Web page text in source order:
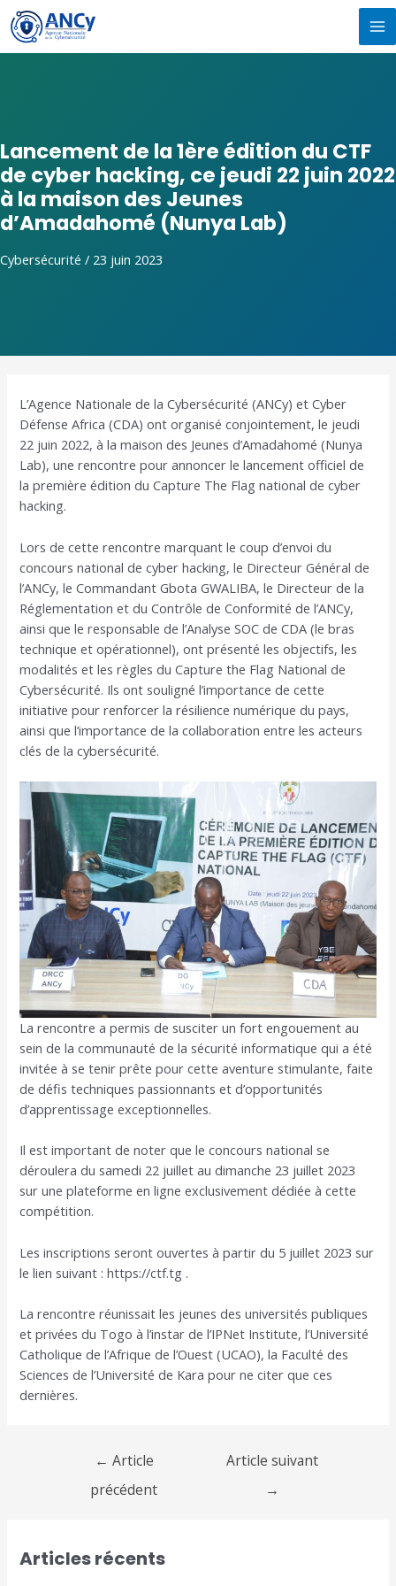
Aller
au
contenu
Lancement de la 1ère édition du CTF
de cyber hacking, ce jeudi 22 juin 2022
à la maison des Jeunes
d’Amadahomé (Nunya Lab)
Cybersécurité / 23 juin 2023
L’Agence Nationale de la Cybersécurité (ANCy) et Cyber
Défense Africa (CDA) ont organisé conjointement, le jeudi
22 juin 2022, à la maison des Jeunes d’Amadahomé (Nunya
Lab), une rencontre pour annoncer le lancement officiel de
la première édition du Capture The Flag national de cyber
hacking.
Lors de cette rencontre marquant le coup d’envoi du
concours national de cyber hacking, le Directeur Général de
l’ANCy, le Commandant Gbota GWALIBA, le Directeur de la
Réglementation et du Contrôle de Conformité de l’ANCy,
ainsi que le responsable de l’Analyse SOC de CDA (le bras
technique et opérationnel), ont présenté les objectifs, les
modalités et les règles du Capture the Flag National de
Cybersécurité. Ils ont souligné l’importance de cette
initiative pour renforcer la résilience numérique du pays,
ainsi que l’importance de la collaboration entre les acteurs
clés de la cybersécurité.
La rencontre a permis de susciter un fort engouement au
sein de la communauté de la sécurité informatique qui a été
invitée à se tenir prête pour cette aventure stimulante, faite
de défis techniques passionnants et d’opportunités
d’apprentissage exceptionnelles.
Il est important de noter que le concours national se
déroulera du samedi 22 juillet au dimanche 23 juillet 2023
sur une plateforme en ligne exclusivement dédiée à cette
compétition.
Les inscriptions seront ouvertes à partir du 5 juillet 2023 sur
le lien suivant : https://ctf.tg .
La rencontre réunissait les jeunes des universités publiques
et privées du Togo à l’instar de l’IPNet Institute, l’Université
Catholique de l’Afrique de l’Ouest (UCAO), la Faculté des
Sciences de l’Université de Kara pour ne citer que ces
dernières.
l’article
← Article
précédent
Article suivant
→
Articles récents